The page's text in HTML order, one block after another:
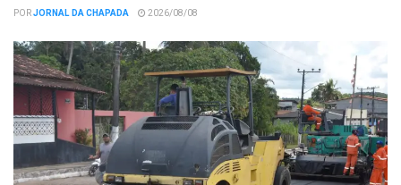
PORJORNAL DA CHAPADA 2026/08/08